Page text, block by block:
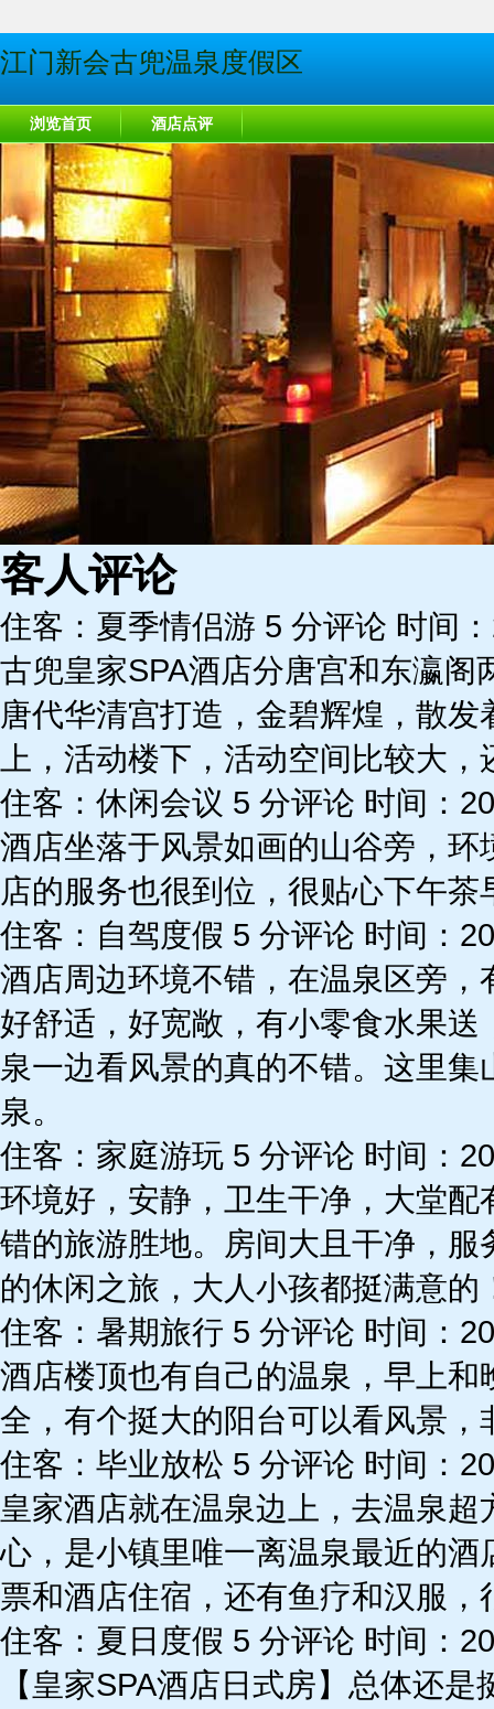
江门新会古兜温泉度假区
浏览首页 酒店点评
客人评论
住客：夏季情侣游 5 分评论 时间
古兜皇家SPA酒店分唐宫和东瀛
唐代华清宫打造，金碧辉煌，散
上，活动楼下，活动空间比较大
住客：休闲会议 5 分评论 时间：
酒店坐落于风景如画的山谷旁，
店的服务也很到位，很贴心下午
住客：自驾度假 5 分评论 时间：
酒店周边环境不错，在温泉区旁
好舒适，好宽敞，有小零食水果
泉一边看风景的真的不错。这里
泉。
住客：家庭游玩 5 分评论 时间：
环境好，安静，卫生干净，大堂
错的旅游胜地。房间大且干净，
的休闲之旅，大人小孩都挺满意的
住客：暑期旅行 5 分评论 时间：
酒店楼顶也有自己的温泉，早上
全，有个挺大的阳台可以看风景
住客：毕业放松 5 分评论 时间：
皇家酒店就在温泉边上，去温泉
心，是小镇里唯一离温泉最近的
票和酒店住宿，还有鱼疗和汉服，
住客：夏日度假 5 分评论 时间：
【皇家SPA酒店日式房】总体还